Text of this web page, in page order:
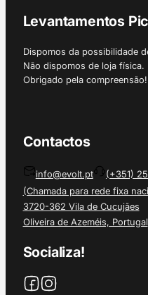
Levantamentos
Dispomos da possibilidade
Não dispomos de loja
Obrigado pela compreensão!
Contactos
info@evolt.pt
(+351)
(Chamada para rede fixa
3720-362 Vila de Cucujães
Oliveira de Azeméis, Portugal
Socializa!